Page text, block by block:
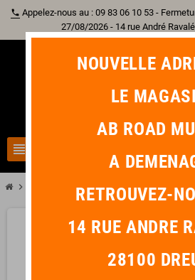
phone Appelez-nous au : 09 83 06 10 53 -
27/08/2026 - 14 rue André
view_headline
chevron_right IBANEZ JS2450-MCP SIGNATURE MUSCLE
NOUVELLE
LE
AB ROAD
A
RETROUVEZ-
14 RUE ANDRE
28100